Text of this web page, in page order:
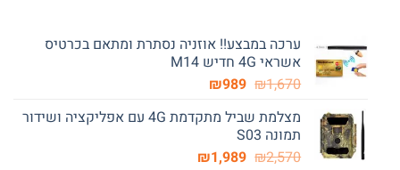
ערכה במבצע!! אוזניה נסתרת ומתאם בכרטיס
אשראי 4G חדיש M14
₪1,670
המחיר
היה:
₪1,670.
₪989 המחיר
הוא:
מצלמת שביל מתקדמת 4G עם אפליקציה ושידור
תמונה S03
₪2,570
המחיר₪1,989
המחיר